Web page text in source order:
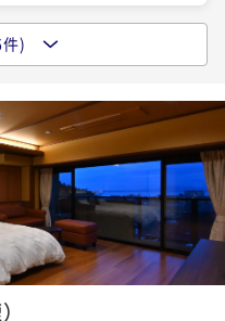
とろけるやわらか
15:00 - 19:30 OUT11:00
即利用で 最大5％OFF
2名 ¥ 58,520 ~
中でとろけるやわら
～
の会席プラン「彩ーIr
だわりの逸品！～
15:00 - 19:30 OUT11:00
利用で最大14％OFF
¥59,400~
2名 ¥ 50,787 ~
プラン ～旬を味わう
)